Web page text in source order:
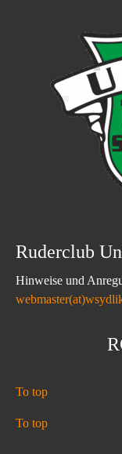
Ruderclub
Hinweise und
To top
To top